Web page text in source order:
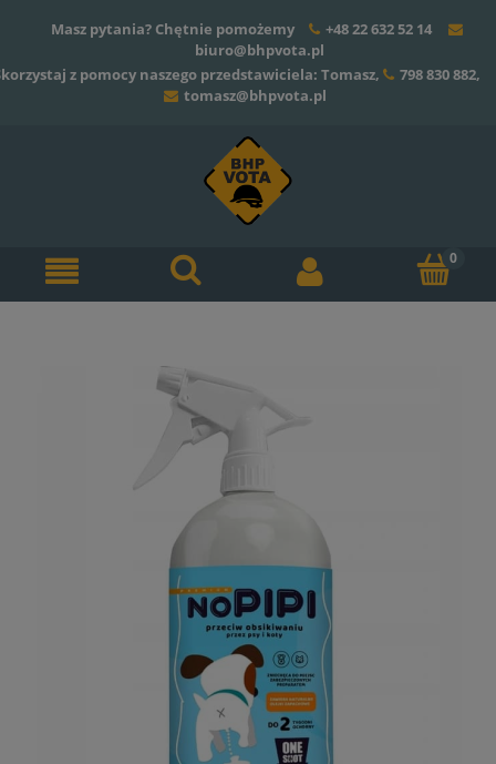
Masz pytania? Chętnie pomożemy
+48 22 632 52 14
biuro@bhpvota.pl
z pomocy naszego przedstawiciela: Tomasz,
798 830 882,
tomasz@bhpvota.pl